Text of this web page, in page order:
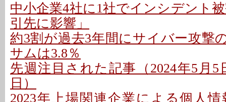
中小企業4社に1社でインシデント
引先に影響」
約3割が過去3年間にサイバー攻撃
サムは3.8％
先週注目された記事（2024年5月5
日）
2023年上場関連企業による個人